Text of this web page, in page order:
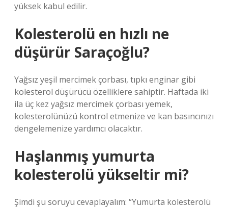
yüksek kabul edilir.
Kolesterolü en hızlı ne
düşürür Saraçoğlu?
Yağsız yeşil mercimek çorbası, tıpkı enginar gibi
kolesterol düşürücü özelliklere sahiptir. Haftada iki
ila üç kez yağsız mercimek çorbası yemek,
kolesterolünüzü kontrol etmenize ve kan basıncınızı
dengelemenize yardımcı olacaktır.
Haşlanmış yumurta
kolesterolü yükseltir mi?
Şimdi şu soruyu cevaplayalım: “Yumurta kolesterolü